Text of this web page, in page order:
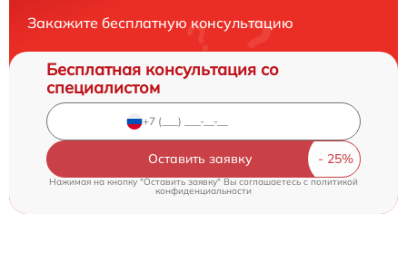
Закажите бесплатную консультацию
Бесплатная консультация со
специалистом
Оставить заявку
Нажимая на кнопку "Оставить заявку" Вы соглашаетесь cполитикой
конфиденциальности